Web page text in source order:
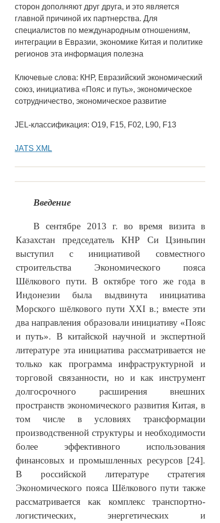
сторон дополняют друг друга, и это является
главной причиной их партнерства. Для
специалистов по международным отношениям,
интеграции в Евразии, экономике Китая и политике
регионов эта информация полезна
Ключевые слова: КНР, Евразийский экономический
союз, инициатива «Пояс и путь», экономическое
сотрудничество, экономическое развитие
JEL-классификация: O19, F15, F02, L90, F13
JATS XML
Введение
В сентябре 2013 г. во время визита в
Казахстан председатель КНР Си Цзиньпин
выступил с инициативой совместного
строительства Экономического пояса
Шёлкового пути. В октябре того же года в
Индонезии была выдвинута инициатива
Морского шёлкового пути XXI в.; вместе эти
два направления образовали инициативу «Пояс
и путь». В китайской научной и экспертной
литературе эта инициатива рассматривается не
только как программа инфраструктурной и
торговой связанности, но и как инструмент
долгосрочного расширения внешних
пространств экономического развития Китая, в
том числе в условиях трансформации
производственной структуры и необходимости
более эффективного использования
финансовых и промышленных ресурсов [24].
В российской литературе стратегия
Экономического пояса Шёлкового пути также
рассматривается как комплекс транспортно-
логистических, энергетических и